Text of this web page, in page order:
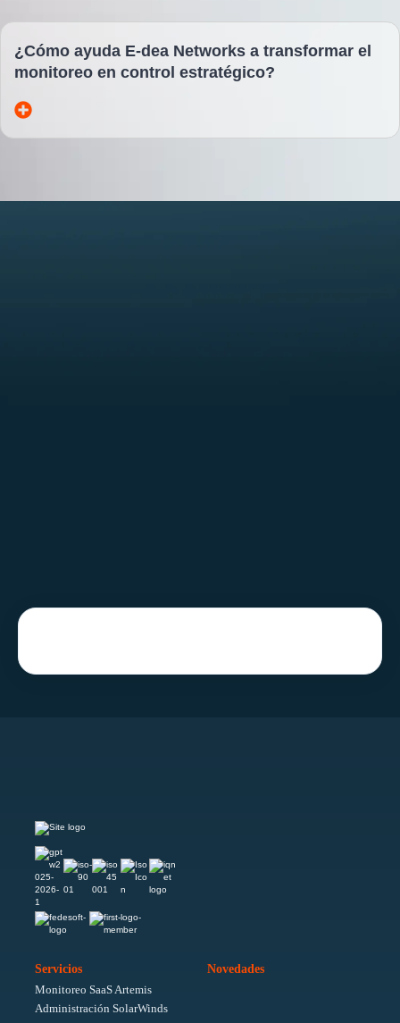
¿Cómo ayuda E-dea Networks a transformar el
monitoreo en control estratégico?
Servicios
Monitoreo SaaS Artemis
Administración SolarWinds
Novedades